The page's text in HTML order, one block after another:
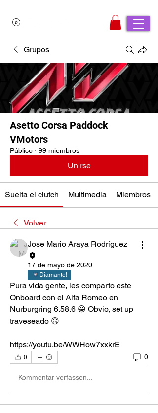
Grupos
Asetto Corsa Paddock
VMotors
Público · 99 miembros
Unirse
Suelta el clutch Multimedia Miembros
Volver
Jose Mario Araya Rodríguez
17 de mayo de 2020
Diamante!
Pura vida gente, les comparto este
Onboard con el Alfa Romeo en
Nurburgring 6.58.6 😀 Obvio, set up
traveseado 🙃
https://youtu.be/WWHow7xxkrE
0 0
Kommentar verfassen...